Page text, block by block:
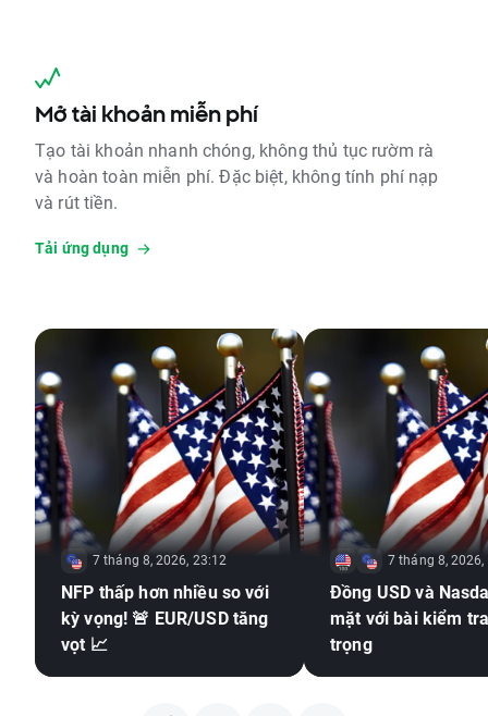
Mở tài khoản miễn phí
Tạo tài khoản nhanh chóng, không thủ tục rườm rà
và hoàn toàn miễn phí. Đặc biệt, không tính phí nạp
và rút tiền.
Tải ứng dụng
7 tháng 8, 2026, 23:12
NFP thấp hơn nhiều so với
kỳ vọng! 🚨 EUR/USD tăng
vọt 📈
7 tháng 8,
Đồng USD và
mặt với bài kiểm
trọng